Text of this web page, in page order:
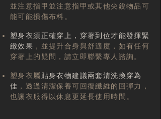
並注意指甲並注意指甲或其他尖銳物品可
能可能損傷布料。
塑身衣須正確穿上，穿著到位才能發揮緊
緻效果 ，並提升合身與舒適度，如有任何
穿著上的疑問，請立即聯繫專人諮詢。
塑身衣屬貼身衣物建議兩套清洗換穿為
佳 ，透過清潔保養可回復纖維的回彈力，
也讓衣服得以休息更延長使用時間。